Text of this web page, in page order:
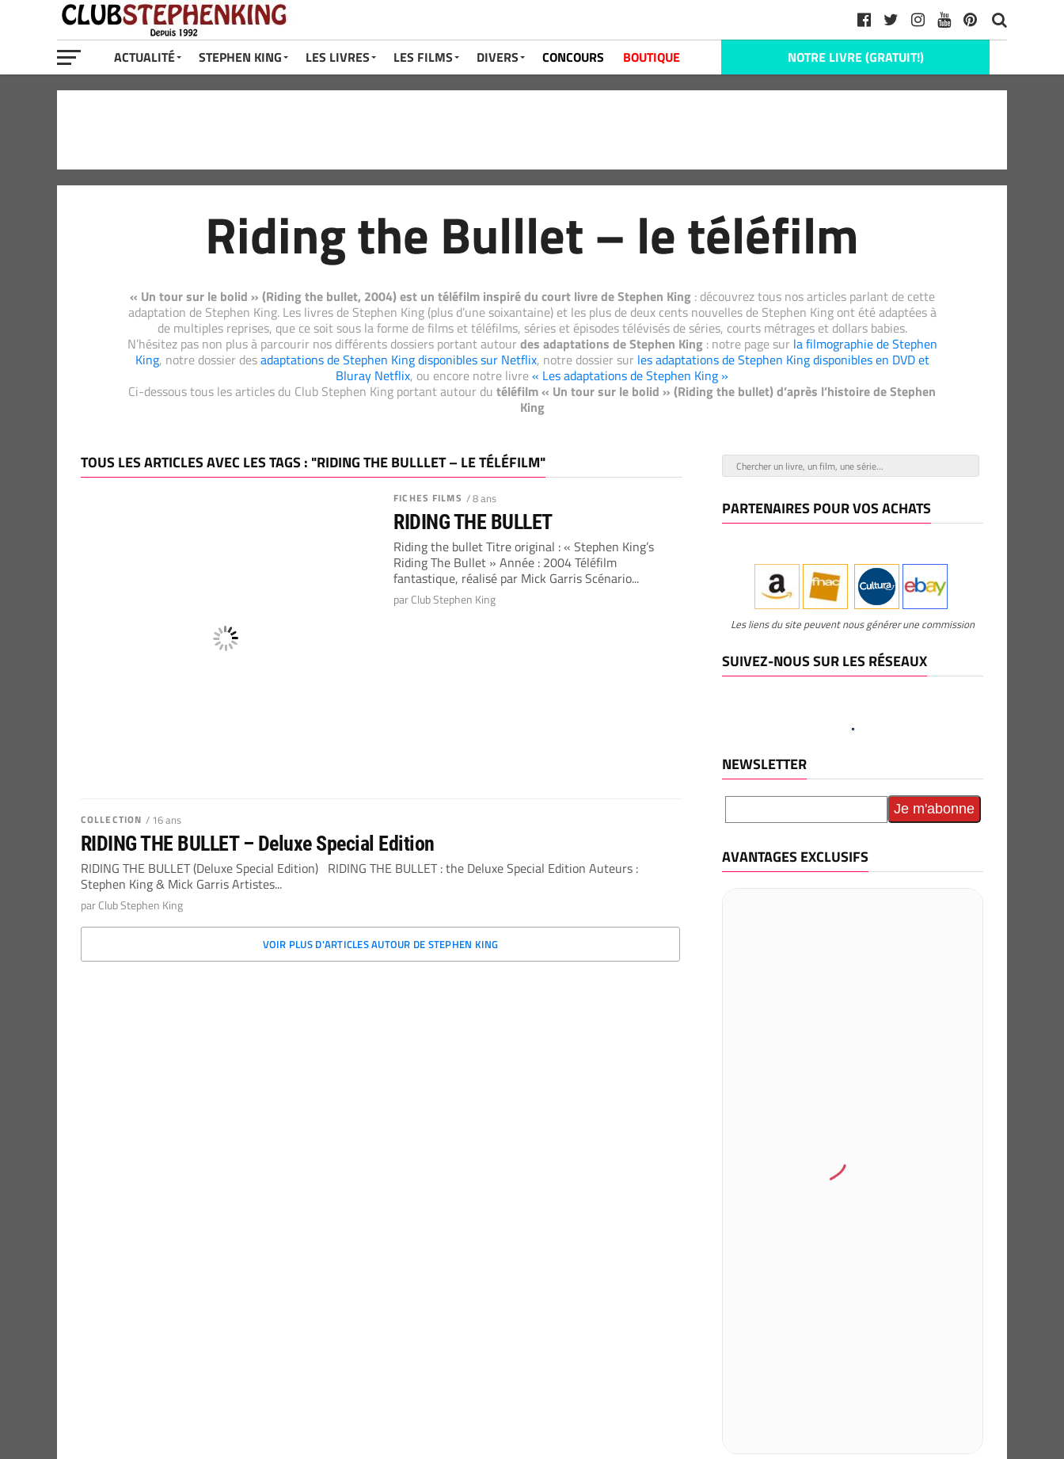
ACTUALITÉ STEPHEN KING LES LIVRES LES FILMS DIVERS CONCOURS BOUTIQUE NOTRE LIVRE (GRATUIT!)
Riding the Bulllet – le téléfilm
« Un tour sur le bolid » (Riding the bullet, 2004) est un téléfilm inspiré du court livre de Stephen King: découvrez tous nos articles parlant de cette
adaptation de Stephen King. Les livres de Stephen King (plus d’une soixantaine) et les plus de deux cents nouvelles de Stephen King ont été adaptées à
de multiples reprises, que ce soit sous la forme de films et téléfilms, séries et épisodes télévisés de séries, courts métrages et dollars babies.
N’hésitez pas non plus à parcourir nos différents dossiers portant autourdes adaptations de Stephen King: notre page sur la filmographie de Stephen
King, notre dossier desadaptations de Stephen King disponibles sur Netflix, notre dossier sur les adaptations de Stephen King disponibles en DVD et
Bluray Netflix, ou encore notre livre« Les adaptations de Stephen King »
Ci-dessous tous les articles du Club Stephen King portant autour du téléfilm « Un tour sur le bolid » (Riding the bullet) d’après l’histoire de Stephen
King
TOUS LES ARTICLES AVEC LES TAGS : "RIDING THE BULLLET – LE TÉLÉFILM"
FICHES FILMS / 8 ans
RIDING THE BULLET
Riding the bullet Titre original : « Stephen King’s
Riding The Bullet » Année : 2004 Téléfilm
fantastique, réalisé par Mick Garris Scénario...
par Club Stephen King
COLLECTION / 16 ans
RIDING THE BULLET – Deluxe Special Edition
RIDING THE BULLET (Deluxe Special Edition) RIDING THE BULLET : the Deluxe Special Edition Auteurs :
Stephen King & Mick Garris Artistes...
par Club Stephen King
VOIR PLUS D'ARTICLES AUTOUR DE STEPHEN KING
PARTENAIRES POUR VOS ACHATS
Les liens du site peuvent nous générer une commission
SUIVEZ-NOUS SUR LES RÉSEAUX
NEWSLETTER
AVANTAGES EXCLUSIFS